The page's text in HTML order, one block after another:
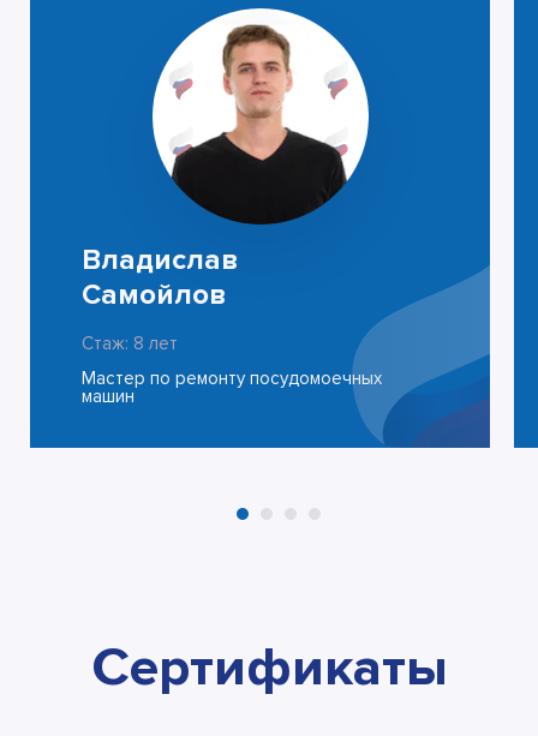
Владислав
Самойлов
Стаж: 8 лет
Мастер по ремонту посудомоечных
машин
Сертификаты